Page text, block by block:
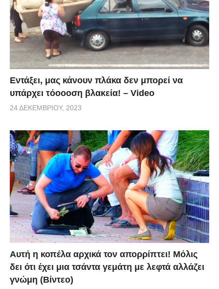
Εντάξει, μας κάνουν πλάκα δεν μπορεί να
υπάρχει τόοοοση βλακεία! – Video
24 ΔΕΚΕΜΒΡΊΟΥ, 2023
Αυτή η κοπέλα αρχικά τον απορρίπτει! Μόλις
δει ότι έχει μια τσάντα γεμάτη με λεφτά αλλάζει
γνώμη (Βίντεο)